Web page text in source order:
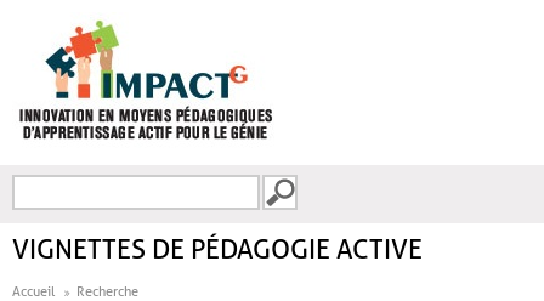
FORMULAIRE DE
VIGNETTES DE PÉDAGOGIE ACTIVE
Accueil Recherche